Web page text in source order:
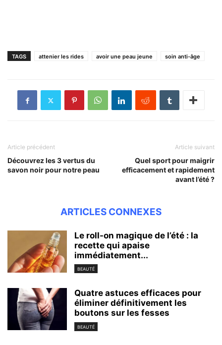
TAGS attenier les rides avoir une peau jeune soin anti-âge
Article précédent
Découvrez les 3 vertus du
savon noir pour notre peau
Article suivant
Quel sport pour maigrir
efficacement et rapidement
avant l’été ?
ARTICLES CONNEXES
Le roll-on magique de l’été : la
recette qui apaise
immédiatement...
BEAUTÉ
Quatre astuces efficaces pour
éliminer définitivement les
boutons sur les fesses
BEAUTÉ